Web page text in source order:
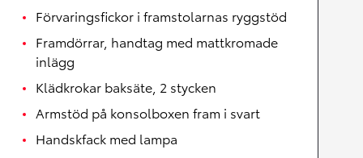
Förvaringsfickor i framstolarnas ryggstöd
Framdörrar, handtag med mattkromade
inlägg
Klädkrokar baksäte, 2 stycken
Armstöd på konsolboxen fram i svart
Handskfack med lampa